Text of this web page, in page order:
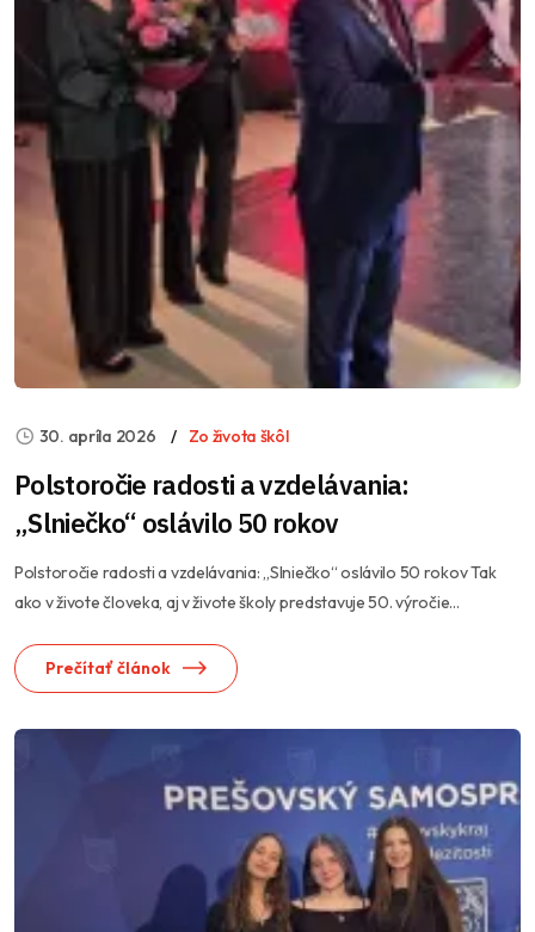
30. apríla 2026 Zo života škôl
Polstoročie radosti a vzdelávania:
„Slniečko“ oslávilo 50 rokov
Polstoročie radosti a vzdelávania: „Slniečko“ oslávilo 50 rokov Tak
ako v živote človeka, aj v živote školy predstavuje 50. výročie...
Prečítať článok